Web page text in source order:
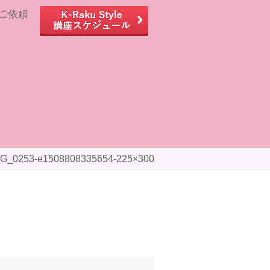
e1508808335654-225×300